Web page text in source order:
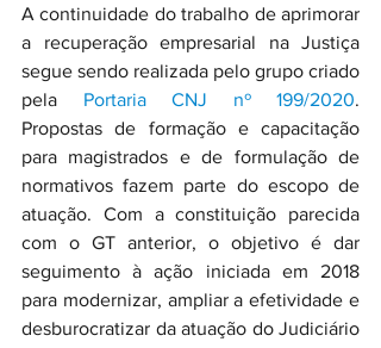
A continuidade do trabalho de aprimorar
a recuperação empresarial na Justiça
segue sendo realizada pelo grupo criado
pela Portaria CNJ nº 199/2020.
Propostas de formação e capacitação
para magistrados e de formulação de
normativos fazem parte do escopo de
atuação. Com a constituição parecida
com o GT anterior, o objetivo é dar
seguimento à ação iniciada em 2018
para modernizar, ampliar a efetividade e
desburocratizar da atuação do Judiciário